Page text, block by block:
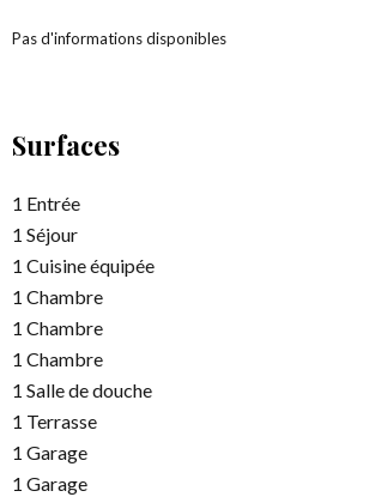
Pas d'informations disponibles
Surfaces
1 Entrée
1 Séjour
1 Cuisine équipée
1 Chambre
1 Chambre
1 Chambre
1 Salle de douche
1 Terrasse
1 Garage
1 Garage